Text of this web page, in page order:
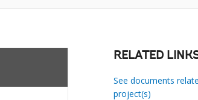
RELATED
See documents
project(s)